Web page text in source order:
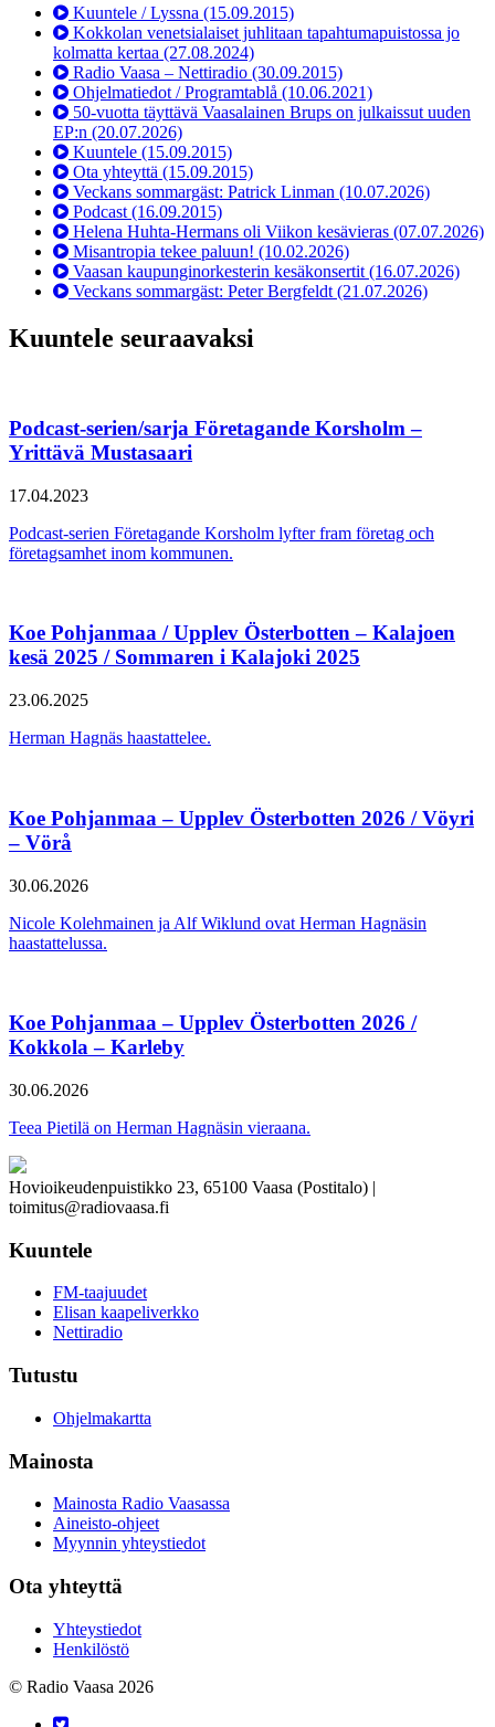
Kuuntele / Lyssna (15.09.2015)
Kokkolan venetsialaiset juhlitaan tapahtumapuistossa jo
kolmatta kertaa (27.08.2024)
Radio Vaasa – Nettiradio (30.09.2015)
Ohjelmatiedot / Programtablå (10.06.2021)
50-vuotta täyttävä Vaasalainen Brups on julkaissut uuden
EP:n (20.07.2026)
Kuuntele (15.09.2015)
Ota yhteyttä (15.09.2015)
Veckans sommargäst: Patrick Linman (10.07.2026)
Podcast (16.09.2015)
Helena Huhta-Hermans oli Viikon kesävieras (07.07.2026)
Misantropia tekee paluun! (10.02.2026)
Vaasan kaupunginorkesterin kesäkonsertit (16.07.2026)
Veckans sommargäst: Peter Bergfeldt (21.07.2026)
Kuuntele seuraavaksi
Podcast-serien/sarja Företagande Korsholm –
Yrittävä Mustasaari
17.04.2023
Podcast-serien Företagande Korsholm lyfter fram företag och
företagsamhet inom kommunen.
Koe Pohjanmaa / Upplev Österbotten – Kalajoen
kesä 2025 / Sommaren i Kalajoki 2025
23.06.2025
Herman Hagnäs haastattelee.
Koe Pohjanmaa – Upplev Österbotten 2026 / Vöyri
– Vörå
30.06.2026
Nicole Kolehmainen ja Alf Wiklund ovat Herman Hagnäsin
haastattelussa.
Koe Pohjanmaa – Upplev Österbotten 2026 /
Kokkola – Karleby
30.06.2026
Teea Pietilä on Herman Hagnäsin vieraana.
Hovioikeudenpuistikko 23, 65100 Vaasa (Postitalo) |
toimitus@radiovaasa.fi
Kuuntele
FM-taajuudet
Elisan kaapeliverkko
Nettiradio
Tutustu
Ohjelmakartta
Mainosta
Mainosta Radio Vaasassa
Aineisto-ohjeet
Myynnin yhteystiedot
Ota yhteyttä
Yhteystiedot
Henkilöstö
© Radio Vaasa 2026